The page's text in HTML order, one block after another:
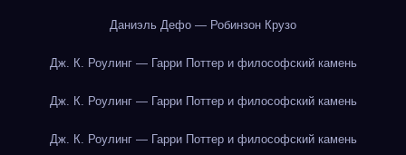
Даниэль Дефо — Робинзон Крузо
Дж. К. Роулинг — Гарри Поттер и философский камень
Дж. К. Роулинг — Гарри Поттер и философский камень
Дж. К. Роулинг — Гарри Поттер и философский камень